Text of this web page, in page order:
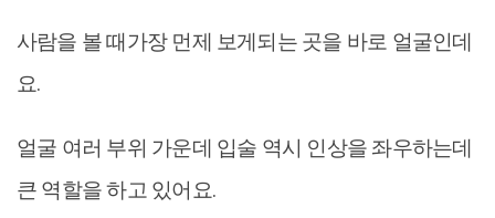
사람을 볼 때가장 먼제 보게되는 곳을 바로 얼굴인데
요.
얼굴 여러 부위 가운데 입술 역시 인상을 좌우하는데
큰 역할을 하고 있어요.